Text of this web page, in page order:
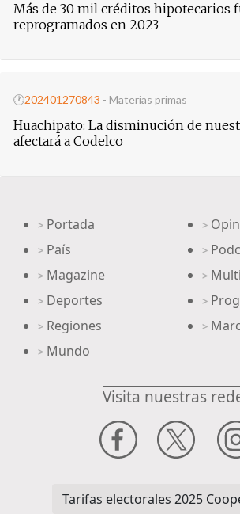
Más de 30 mil créditos hipotecarios
reprogramados en 2023
🕐202401270843 - Materias primas
Huachipato: La disminución de
afectará a Codelco
> Portada
> País
> Magazine
> Deportes
> Regiones
> Mundo
>
>
>
>
>
Visita nuestras
Tarifas electorales 2025